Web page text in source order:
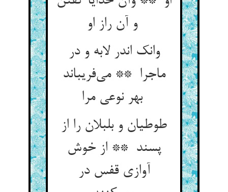
و آن راز او
وانک اندر لابه و در
ماجرا ** می‌فریباند
بهر نوعی مرا
طوطیان و بلبلان را از
پسند ** از خوش
آوازی قفس در